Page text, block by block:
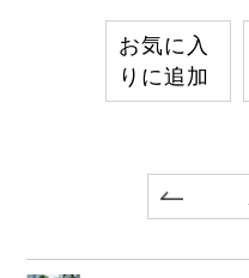
お気に入
りに追加